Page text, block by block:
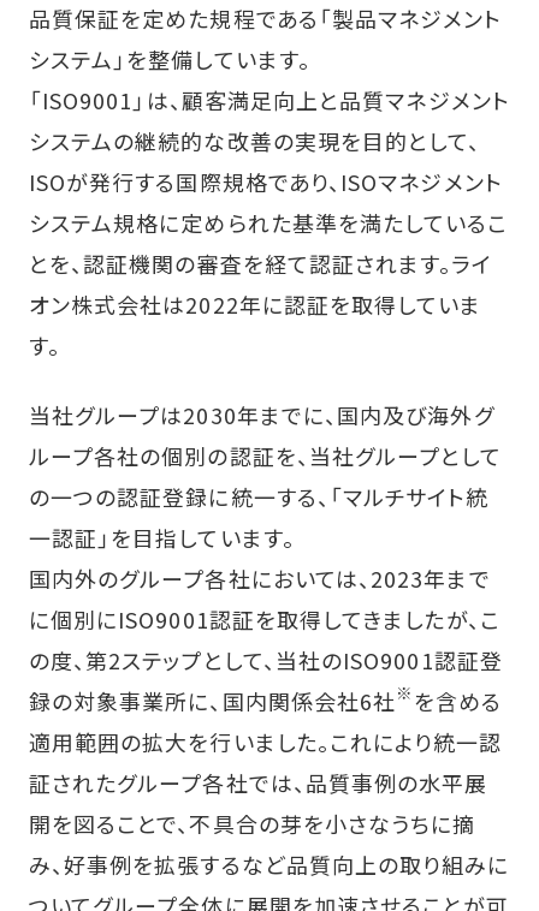
品質保証を定めた規程である「製品マネジメント
システム」を整備しています。
「ISO9001」は、顧客満足向上と品質マネジメント
システムの継続的な改善の実現を目的として、
ISOが発行する国際規格であり、ISOマネジメント
システム規格に定められた基準を満たしているこ
とを、認証機関の審査を経て認証されます。ライ
オン株式会社は2022年に認証を取得していま
す。
当社グループは2030年までに、国内及び海外グ
ループ各社の個別の認証を、当社グループとして
の一つの認証登録に統一する、「マルチサイト統
一認証」を目指しています。
国内外のグループ各社においては、2023年まで
に個別にISO9001認証を取得してきましたが、こ
の度、第2ステップとして、当社のISO9001認証登
録の対象事業所に、国内関係会社6社 ※ を含める
適用範囲の拡大を行いました。これにより統一認
証されたグループ各社では、品質事例の水平展
開を図ることで、不具合の芽を小さなうちに摘
み、好事例を拡張するなど品質向上の取り組みに
ついてグループ全体に展開を加速させることが可